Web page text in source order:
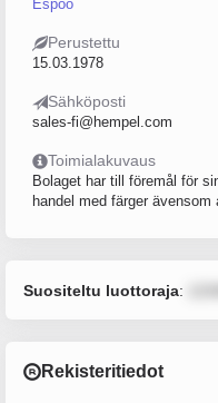
Espoo
Perustettu
15.03.1978
Sähköposti
sales-fi@hempel.com
Toimialakuvaus
Bolaget har till föremål för
handel med färger ävensom
Suositeltu luottoraja:
Rekisteritiedot